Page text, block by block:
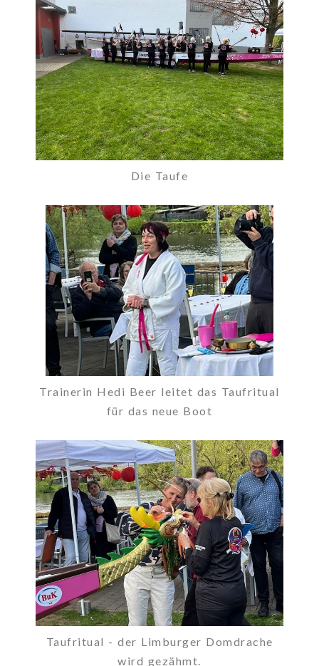
Die Taufe
Trainerin Hedi Beer leitet das Taufritual
für das neue Boot
Taufritual - der Limburger Domdrache
wird gezähmt.